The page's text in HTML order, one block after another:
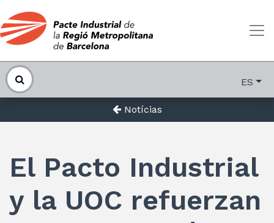
ES
Notícias
El Pacto Industrial
y la UOC refuerzan